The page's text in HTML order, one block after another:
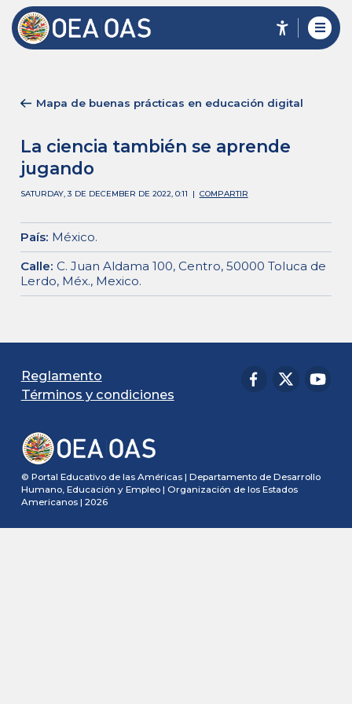
Mapa de buenas prácticas en educación digital
La ciencia también se aprende
jugando
SATURDAY, 3 DE DECEMBER DE 2022, 0:11 | COMPARTIR
País: México.
Calle: C. Juan Aldama 100, Centro, 50000 Toluca de
Lerdo, Méx., Mexico.
© Portal Educativo de las Américas | Departamento de Desarrollo
Humano, Educación y Empleo | Organización de los Estados
Americanos | 2026
Reglamento
Términos y condiciones